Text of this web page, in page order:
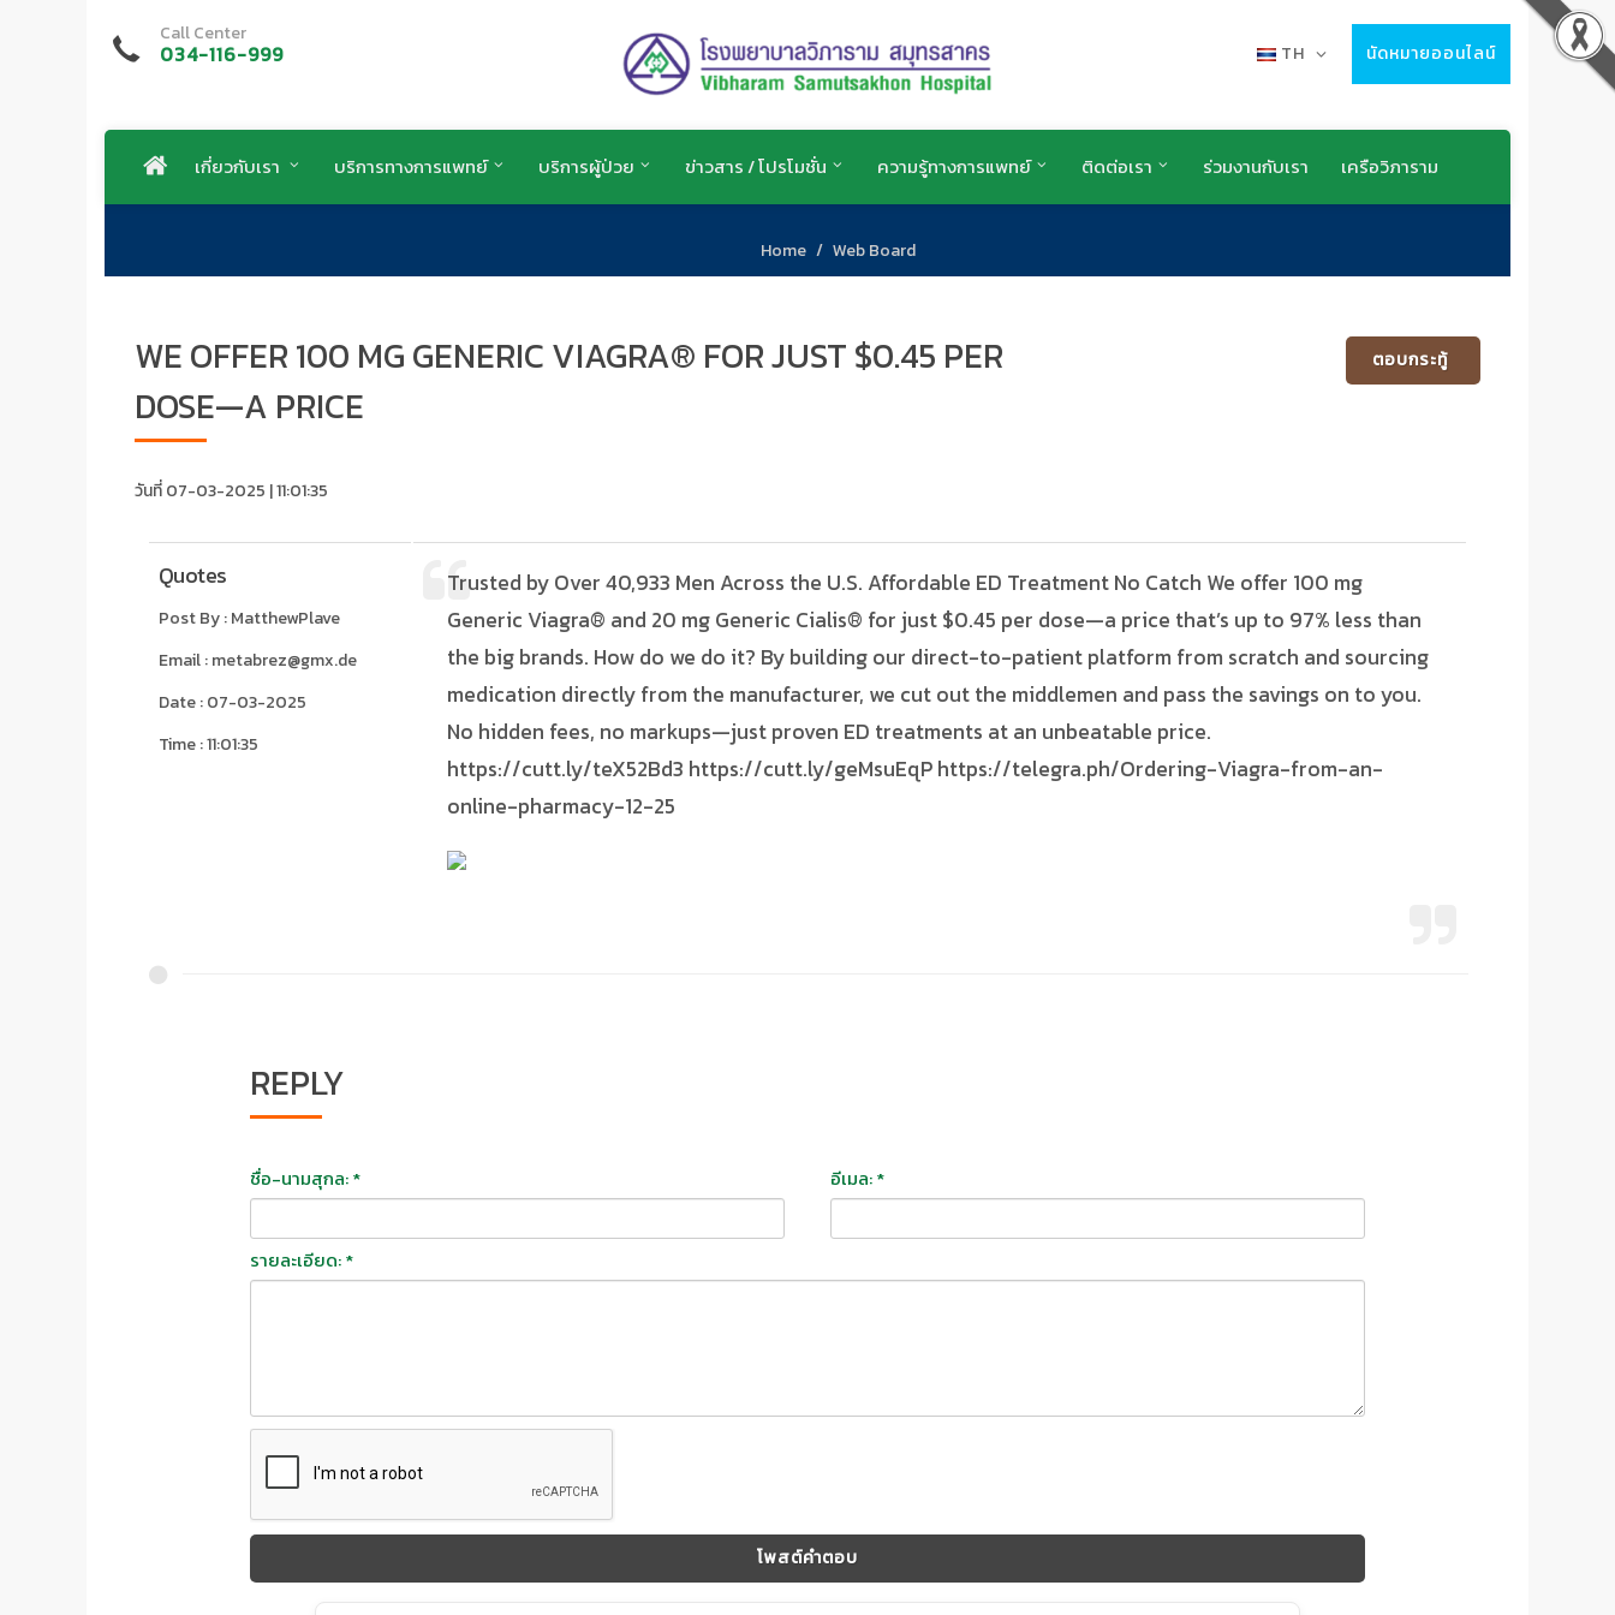
Call Center
034-116-999 TH นัดหมายออนไลน์
เกี่ยวกับเรา บริการทางการแพทย์ บริการผู้ป่วย ข่าวสาร / โปรโมชั่น ความรู้ทางการแพทย์ ติดต่อเรา ร่วมงานกับเรา เครือวิภาราม
Home Web Board
WE OFFER 100 MG GENERIC VIAGRA® FOR JUST $0.45 PER
DOSE—A PRICE
วันที่ 07-03-2025 | 11:01:35
ตอบกระทู้
Quotes
Post By : MatthewPlave
Email : metabrez@gmx.de
Date : 07-03-2025
Time : 11:01:35
Trusted by Over 40,933 Men Across the U.S. Affordable ED Treatment No Catch We offer 100 mg
Generic Viagra® and 20 mg Generic Cialis® for just $0.45 per dose—a price that’s up to 97% less than
the big brands. How do we do it? By building our direct-to-patient platform from scratch and sourcing
medication directly from the manufacturer, we cut out the middlemen and pass the savings on to you.
No hidden fees, no markups—just proven ED treatments at an unbeatable price.
https://cutt.ly/teX52Bd3 https://cutt.ly/geMsuEqP https://telegra.ph/Ordering-Viagra-from-an-
online-pharmacy-12-25
REPLY
ชื่อ-นามสุกล: * อีเมล: *
รายละเอียด: *
โพสต์คำตอบ